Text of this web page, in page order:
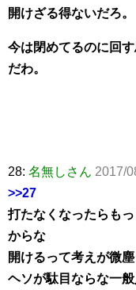
開けざる得ないだろ。
今は閉めてるのに回
だわ。
28: 名無しさん 2017/
>>27
打たなくなったらも
からな
開けるって考えが微
ヘソが駄目ならな一